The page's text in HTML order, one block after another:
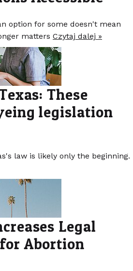
option for some doesn't mean
matters Czytaj dalej »
These
legislation
law is likely only the beginning.
Legal
Abortion